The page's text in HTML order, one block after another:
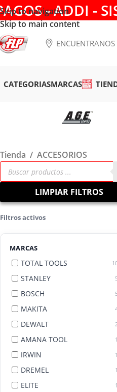
Skip to navigation
Skip to main content
- ADDI -
ENCUENTRANOS
CATEGORIASMARCAS
Tienda / ACCESORIOS
LIMPIAR FILTROS
Filtros activos
MARCAS
TOTAL TOOLS
STANLEY
BOSCH
MAKITA
DEWALT
AMANA TOOL
IRWIN
DREMEL
ELITE